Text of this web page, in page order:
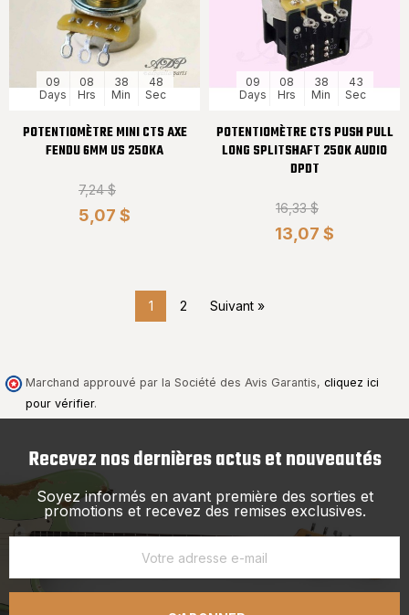
09
Days
08
Hrs
38
Min
48
Sec
POTENTIOMÈTRE MINI CTS AXE
FENDU 6MM US 250KA
7,24 $
5,07 $
09
Days
08
Hrs
38
Min
43
Sec
POTENTIOMÈTRE CTS PUSH PULL
LONG SPLITSHAFT 250K AUDIO
DPDT
16,33 $
13,07 $
1 2 Suivant »
Marchand approuvé par la Société des Avis Garantis, cliquez ici
pour vérifier.
Recevez nos dernières actus et nouveautés
Soyez informés en avant première des sorties et
promotions et recevez des remises exclusives.